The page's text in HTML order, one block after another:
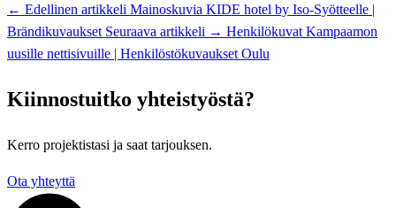
← Edellinen artikkeli Mainoskuvia KIDE hotel by Iso-Syötteelle |
Brändikuvaukset Seuraava artikkeli → Henkilökuvat Kampaamon
uusille nettisivuille | Henkilöstökuvaukset Oulu
Kiinnostuitko yhteistyöstä?
Kerro projektistasi ja saat tarjouksen.
Ota yhteyttä